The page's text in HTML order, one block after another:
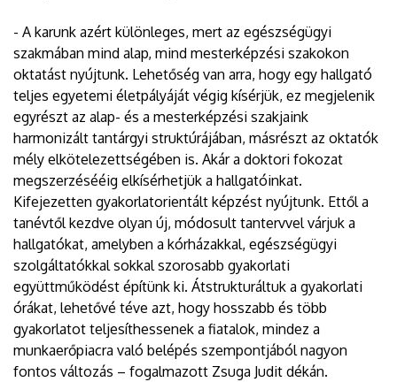
- A karunk azért különleges, mert az egészségügyi
szakmában mind alap, mind mesterképzési szakokon
oktatást nyújtunk. Lehetőség van arra, hogy egy hallgató
teljes egyetemi életpályáját végig kísérjük, ez megjelenik
egyrészt az alap- és a mesterképzési szakjaink
harmonizált tantárgyi struktúrájában, másrészt az oktatók
mély elkötelezettségében is. Akár a doktori fokozat
megszerzésééig elkísérhetjük a hallgatóinkat.
Kifejezetten gyakorlatorientált képzést nyújtunk. Ettől a
tanévtől kezdve olyan új, módosult tantervvel várjuk a
hallgatókat, amelyben a kórházakkal, egészségügyi
szolgáltatókkal sokkal szorosabb gyakorlati
együttműködést építünk ki. Átstrukturáltuk a gyakorlati
órákat, lehetővé téve azt, hogy hosszabb és több
gyakorlatot teljesíthessenek a fiatalok, mindez a
munkaerőpiacra való belépés szempontjából nagyon
fontos változás – fogalmazott Zsuga Judit dékán.